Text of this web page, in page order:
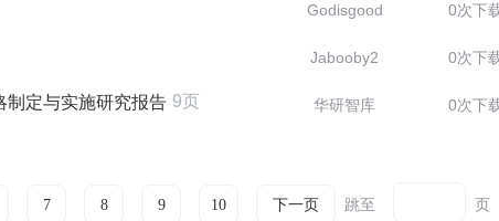
Godisgood 0次下
Jabooby2 0次下
制定与实施研究报告 9页 华研智库 0次下
7 8 9 10 下一页 跳至 页